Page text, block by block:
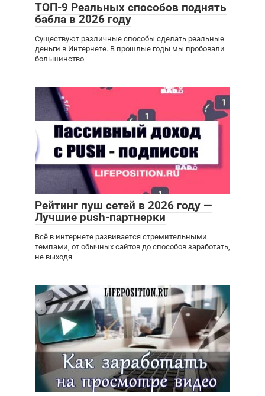
ТОП-9 Реальных способов поднять
бабла в 2026 году
Существуют различные способы сделать реальные
деньги в Интернете. В прошлые годы мы пробовали
большинство
Рейтинг пуш сетей в 2026 году —
Лучшие push-партнерки
Всё в интернете развивается стремительными
темпами, от обычных сайтов до способов заработать,
не выходя